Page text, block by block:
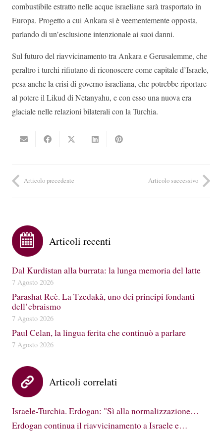
combustibile estratto nelle acque israeliane sarà trasportato in
Europa. Progetto a cui Ankara si è veementemente opposta,
parlando di un’esclusione intenzionale ai suoi danni.
Sul futuro del riavvicinamento tra Ankara e Gerusalemme, che
peraltro i turchi rifiutano di riconoscere come capitale d’Israele,
pesa anche la crisi di governo israeliana, che potrebbe riportare
al potere il Likud di Netanyahu, e con esso una nuova era
glaciale nelle relazioni bilaterali con la Turchia.
Articolo precedente Articolo successivo
Articoli recenti
Dal Kurdistan alla burrata: la lunga memoria del latte
7 Agosto 2026
Parashat Reè. La Tzedakà, uno dei principi fondanti
dell’ebraismo
7 Agosto 2026
Paul Celan, la lingua ferita che continuò a parlare
7 Agosto 2026
Articoli correlati
Israele-Turchia. Erdogan: "Sì alla normalizzazione…
Erdogan continua il riavvicinamento a Israele e…